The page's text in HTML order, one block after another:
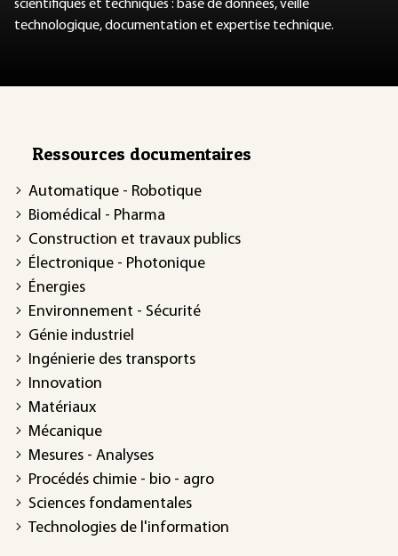
scientifiques et techniques : base de données, veille
technologique, documentation et expertise technique.
Ressources documentaires
Automatique - Robotique
Biomédical - Pharma
Construction et travaux publics
Électronique - Photonique
Énergies
Environnement - Sécurité
Génie industriel
Ingénierie des transports
Innovation
Matériaux
Mécanique
Mesures - Analyses
Procédés chimie - bio - agro
Sciences fondamentales
Technologies de l'information